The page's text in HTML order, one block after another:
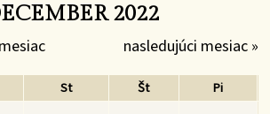
2022
nasledujúci mesiac »
St Št
Pi